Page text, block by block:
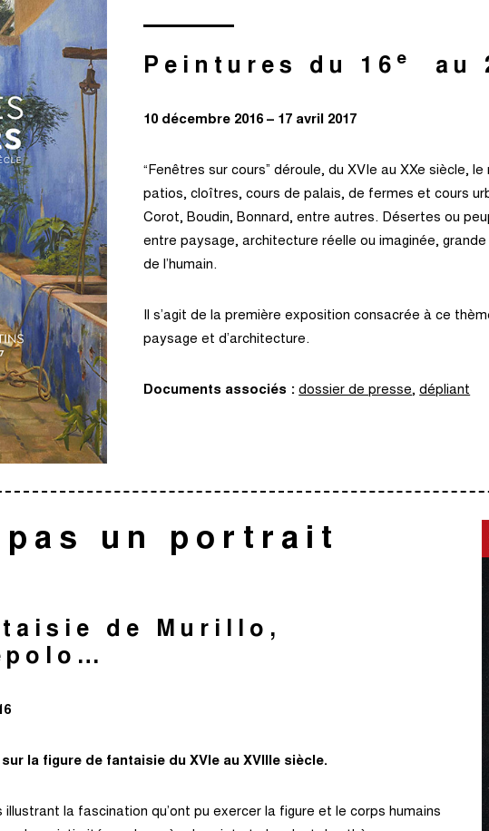
Peintures du 16 e au
10 décembre 2016 – 17 avril 2017
“Fenêtres sur cours” déroule, du XVIe au XXe siècle,
patios, cloîtres, cours de palais, de fermes et cours
Corot, Boudin, Bonnard, entre autres. Désertes ou
entre paysage, architecture réelle ou imaginée,
de l’humain.
Il s’agit de la première exposition consacrée à ce
paysage et d’architecture.
Documents associés :dossier de presse,dépliant
pas un portrait
de Murillo,
la figure de fantaisie du XVIe au XVIIIe siècle.
la fascination qu’ont pu exercer la figure et le corps humains